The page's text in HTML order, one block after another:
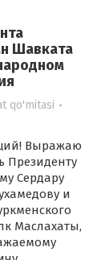
Шавката
qo'mitasi
Выражаю
Президенту
Сердару
и
Маслахаты,